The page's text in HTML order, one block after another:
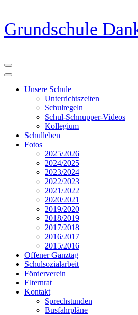
Zum
Inhalt
springen
Grundschule
Unsere Schule
Unterrichtszeiten
Schulregeln
Schul-Schnupper-Videos
Kollegium
Schulleben
Fotos
2025/2026
2024/2025
2023/2024
2022/2023
2021/2022
2020/2021
2019/2020
2018/2019
2017/2018
2016/2017
2015/2016
Offener Ganztag
Schulsozialarbeit
Förderverein
Elternrat
Kontakt
Sprechstunden
Busfahrpläne